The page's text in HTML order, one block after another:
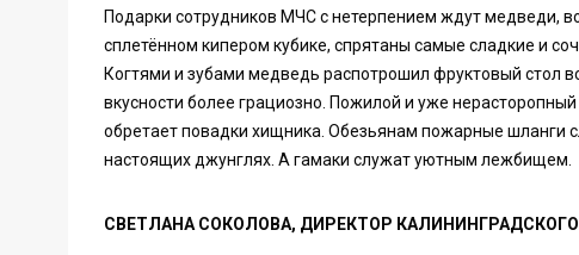
Подарки сотрудников МЧС с нетерпением ждут медведи,
сплетённом кипером кубике, спрятаны самые сладкие и
Когтями и зубами медведь распотрошил фруктовый стол
вкусности более грациозно. Пожилой и уже
обретает повадки хищника. Обезьянам пожарные шланги
настоящих джунглях. А гамаки служат уютным лежбищем.
СВЕТЛАНА СОКОЛОВА, ДИРЕКТОР